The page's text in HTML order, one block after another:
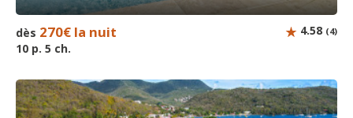
dès 270€ la nuit
10 p. 5 ch.
4.58 (4)